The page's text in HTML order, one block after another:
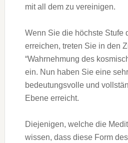
mit all dem zu vereinigen.
Wenn Sie die höchste Stufe
erreichen, treten Sie in den
“Wahrnehmung des
ein. Nun haben Sie eine
bedeutungsvolle und
Ebene erreicht.
Diejenigen, welche die
wissen, dass diese Form